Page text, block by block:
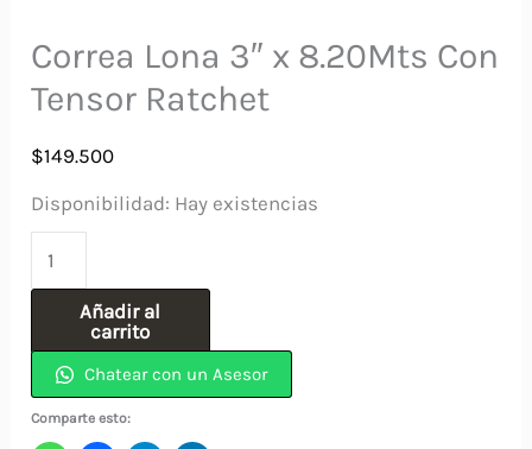
Correa Lona 3″ x 8.20Mts Con
Tensor Ratchet
$149.500
Disponibilidad: Hay existencias
Correa
Lona
x
8.20Mts
Con
Añadir al
carrito
Chatear con un Asesor
Comparte esto: